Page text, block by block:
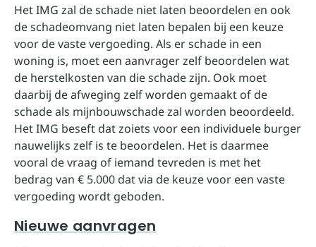
Het IMG zal de schade niet laten beoordelen en ook
de schadeomvang niet laten bepalen bij een keuze
voor de vaste vergoeding. Als er schade in een
woning is, moet een aanvrager zelf beoordelen wat
de herstelkosten van die schade zijn. Ook moet
daarbij de afweging zelf worden gemaakt of de
schade als mijnbouwschade zal worden beoordeeld.
Het IMG beseft dat zoiets voor een individuele burger
nauwelijks zelf is te beoordelen. Het is daarmee
vooral de vraag of iemand tevreden is met het
bedrag van € 5.000 dat via de keuze voor een vaste
vergoeding wordt geboden.
Nieuwe aanvragen